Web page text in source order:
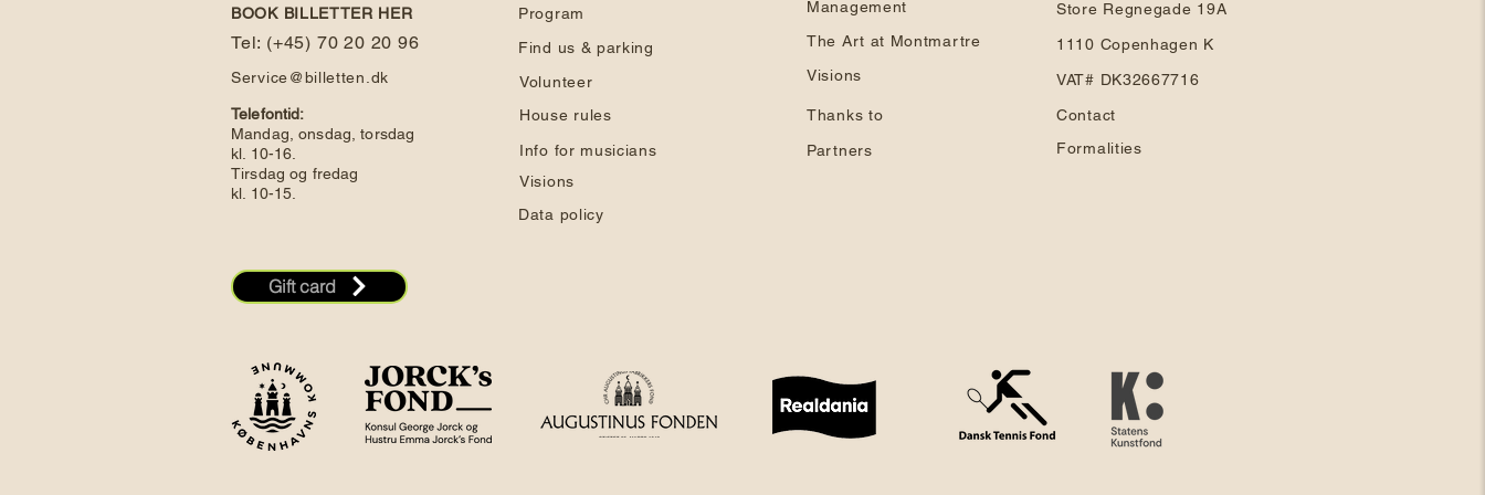
BOOK BILLETTER HER
Tel: (+45) 70 20 20 96
Service@billetten.dk
Telefontid:
Mandag, onsdag, torsdag
kl. 10-16.
Tirsdag og fredag
kl. 10-15.
Program
Find us & parking
Volunteer
House rules
Info for musicians
Visions
Data policy
Management
The Art at Montmartre
Visions
Thanks to
Partners
Store Regnegade 19A
1110 Copenhagen K
VAT# DK32667716
Contact
Formalities
Gift card